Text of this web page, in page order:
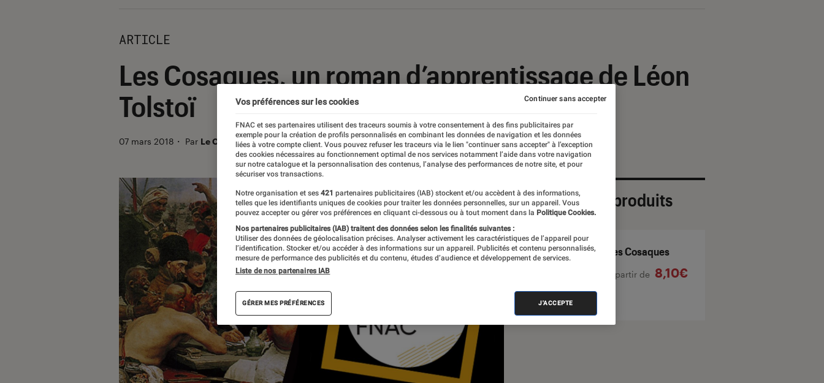
ARTICLE
Les Cosaques, un roman d’apprentissage de Léon
Tolstoï
07 mars 2018 ・ Par Le Cercle Littéraire
Sélection de produits
Les Cosaques
À partir de 8,10€
Vos préférences sur les cookies
FNAC et ses partenaires utilisent des traceurs soumis à votre consentement à des fins publicitaires par
exemple pour la création de profils personnalisés en combinant les données de navigation et les données
liées à votre compte client. Vous pouvez refuser les traceurs via le lien "continuer sans accepter" à l’exception
des cookies nécessaires au fonctionnement optimal de nos services notamment l’aide dans votre navigation
sur notre catalogue et la personnalisation des contenus, l’analyse des performances de notre site, et pour
sécuriser vos transactions.
Notre organisation et ses 421 partenaires publicitaires (IAB) stockent et/ou accèdent à des informations,
telles que les identifiants uniques de cookies pour traiter les données personnelles, sur un appareil. Vous
pouvez accepter ou gérer vos préférences en cliquant ci-dessous ou à tout moment dans la Politique Cookies.
Nos partenaires publicitaires (IAB) traitent des données selon les finalités suivantes :
Utiliser des données de géolocalisation précises. Analyser activement les caractéristiques de l’appareil pour
l’identification. Stocker et/ou accéder à des informations sur un appareil. Publicités et contenu personnalisés,
mesure de performance des publicités et du contenu, études d’audience et développement de services.
Liste de nos partenaires IAB
GÉRER MES PRÉFÉRENCES J'ACCEPTE
Continuer sans accepter